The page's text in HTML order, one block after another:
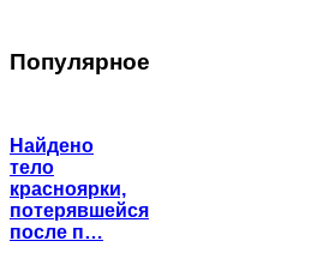
Популярное
Найдено
тело
красноярки,
потерявшейся
после п…